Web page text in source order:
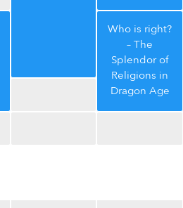
Who is right?
– The
Splendor of
Religions in
Dragon Age